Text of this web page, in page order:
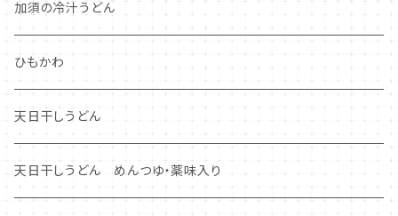
加須の冷汁うどん
ひもかわ
天日干しうどん
天日干しうどん めんつゆ・薬味入り